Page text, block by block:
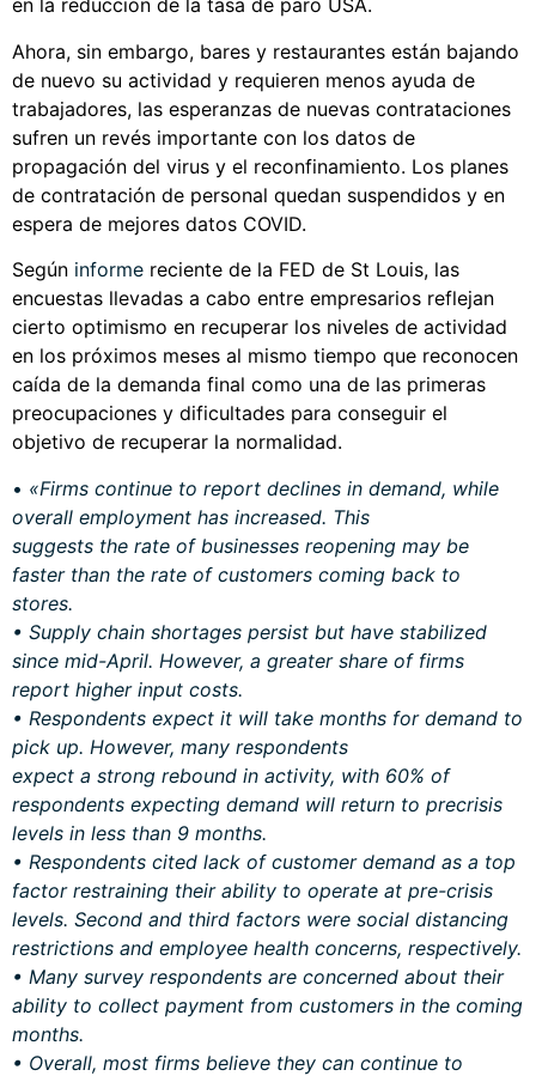
en la reducción de la tasa de paro USA.
Ahora, sin embargo, bares y restaurantes están bajando
de nuevo su actividad y requieren menos ayuda de
trabajadores, las esperanzas de nuevas contrataciones
sufren un revés importante con los datos de
propagación del virus y el reconfinamiento. Los planes
de contratación de personal quedan suspendidos y en
espera de mejores datos COVID.
Según informe reciente de la FED de St Louis, las
encuestas llevadas a cabo entre empresarios reflejan
cierto optimismo en recuperar los niveles de actividad
en los próximos meses al mismo tiempo que reconocen
caída de la demanda final como una de las primeras
preocupaciones y dificultades para conseguir el
objetivo de recuperar la normalidad.
• «Firms continue to report declines in demand, while
overall employment has increased. This
suggests the rate of businesses reopening may be
faster than the rate of customers coming back to
stores.
• Supply chain shortages persist but have stabilized
since mid-April. However, a greater share of firms
report higher input costs.
• Respondents expect it will take months for demand to
pick up. However, many respondents
expect a strong rebound in activity, with 60% of
respondents expecting demand will return to precrisis
levels in less than 9 months.
• Respondents cited lack of customer demand as a top
factor restraining their ability to operate at pre-crisis
levels. Second and third factors were social distancing
restrictions and employee health concerns, respectively.
• Many survey respondents are concerned about their
ability to collect payment from customers in the coming
months.
• Overall, most firms believe they can continue to